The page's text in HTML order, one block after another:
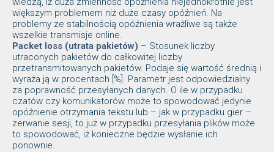
większym problemem niż duże czasy opóźnień. Na
problemy ze stabilnością opóźnienia wrażliwe są także
wszelkie transmisje online.
Packet loss (utrata pakietów) – Stosunek liczby
utraconych pakietów do całkowitej liczby
przetransmitowanych pakietów. Podaje się wartość średnią i
wyraża ją w procentach [%]. Parametr jest odpowiedzialny
za poprawność przesyłanych danych. O ile w przypadku
czatów czy komunikatorów może to spowodować jedynie
opóźnienie otrzymania tekstu lub – jak w przypadku gier –
zerwanie sesji, to już w przypadku przesyłania plików może
to spowodować, iż konieczne będzie wysłanie ich
ponownie.